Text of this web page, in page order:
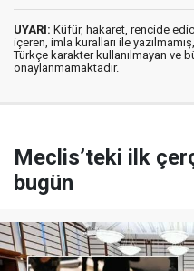
UYARI: Küfür, hakaret, rencide
içeren, imla kuralları ile yazılmamış,
Türkçe karakter kullanılmayan ve
onaylanmamaktadır.
Meclis’teki ilk
bugün